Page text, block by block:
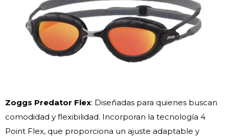
Zoggs Predator Flex: Diseñadas para quienes buscan
comodidad y flexibilidad. Incorporan la tecnología 4
Point Flex, que proporciona un ajuste adaptable y